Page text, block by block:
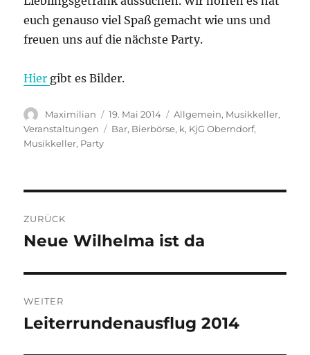
euch genauso viel Spaß gemacht wie uns und
freuen uns auf die nächste Party.
Hier gibt es Bilder.
Autor
Maximilian
Veröffentlicht
am
19. Mai 2014 Kategorien
Allgemein, Musikkeller,
Veranstaltungen
Schlagwörter
Bar, Bierbörse, k, KjG Oberndorf,
Musikkeller, Party
ZURÜCK
Vorheriger
Neue Wilhelma ist da
WEITER
Nächster
Leiterrundenausflug 2014